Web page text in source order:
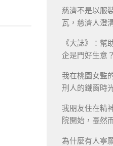
慈濟不是以服
瓦，慈濟人澄
《大誌》：幫
企是門好生意
我在桃園女監
刑人的鐵窗時
我朋友住在精
院開始，戞然
為什麼有人寧